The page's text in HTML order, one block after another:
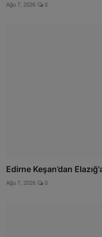
Ağu 7, 2026 0
Edirne Keşan’dan
Ağu 7, 2026 0